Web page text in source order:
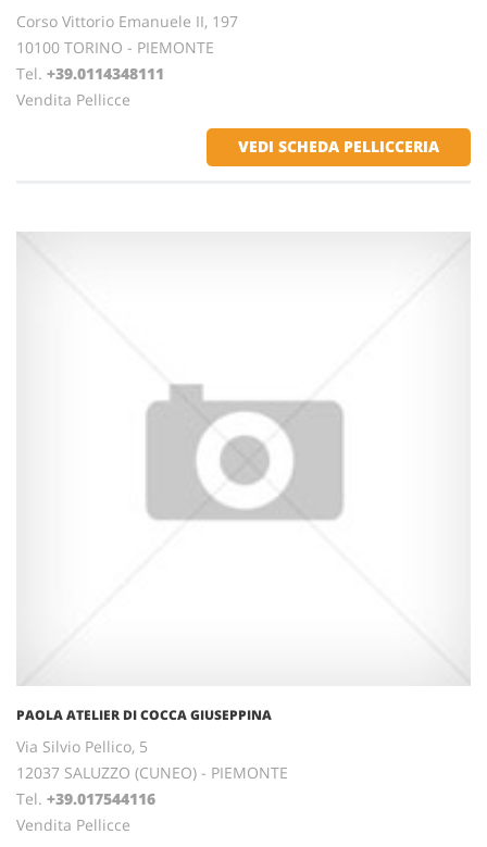
Corso Vittorio Emanuele II, 197
10100 TORINO - PIEMONTE
Tel. +39.0114348111
Vendita Pellicce
VEDI SCHEDA PELLICCERIA
PAOLA ATELIER DI COCCA GIUSEPPINA
Via Silvio Pellico, 5
12037 SALUZZO (CUNEO) - PIEMONTE
Tel. +39.017544116
Vendita Pellicce